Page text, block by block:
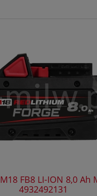
FB8 LI-ION 8,0 Ah
4932492131